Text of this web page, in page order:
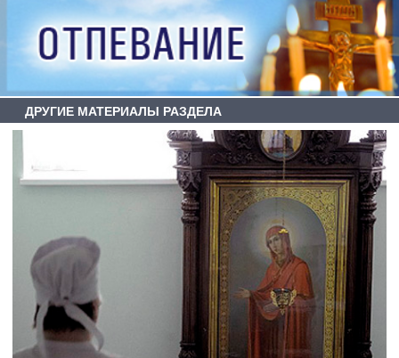
ДРУГИЕ МАТЕРИАЛЫ РАЗДЕЛА